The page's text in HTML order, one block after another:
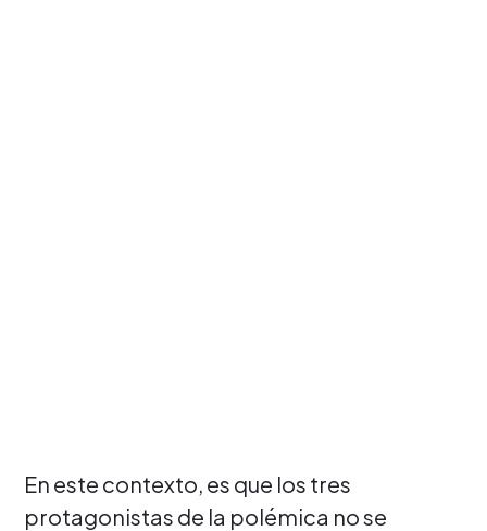
En este contexto, es que los tres
protagonistas de la polémica no se